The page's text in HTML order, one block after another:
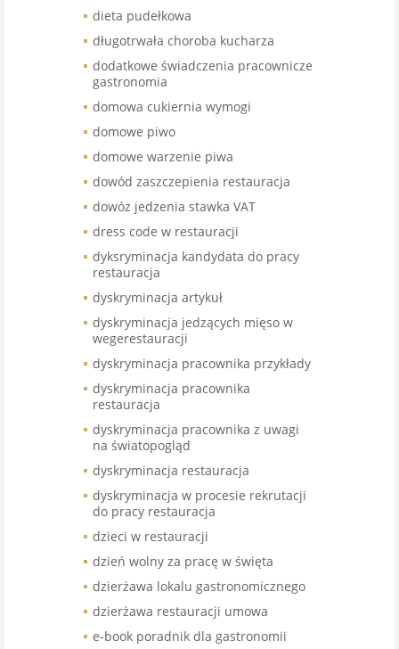
dieta pudełkowa
długotrwała choroba kucharza
dodatkowe świadczenia pracownicze
gastronomia
domowa cukiernia wymogi
domowe piwo
domowe warzenie piwa
dowód zaszczepienia restauracja
dowóz jedzenia stawka VAT
dress code w restauracji
dyksryminacja kandydata do pracy
restauracja
dyskryminacja artykuł
dyskryminacja jedzących mięso w
wegerestauracji
dyskryminacja pracownika przykłady
dyskryminacja pracownika
restauracja
dyskryminacja pracownika z uwagi
na światopogląd
dyskryminacja restauracja
dyskryminacja w procesie rekrutacji
do pracy restauracja
dzieci w restauracji
dzień wolny za pracę w święta
dzierżawa lokalu gastronomicznego
dzierżawa restauracji umowa
e-book poradnik dla gastronomii